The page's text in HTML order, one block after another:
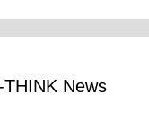
THINK News